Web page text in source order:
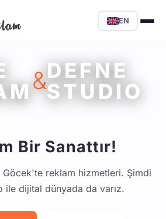
EN
&DEFNE
STUDIO
Bir Sanattır!
reklam hizmetleri. Şimdi
ile dijital dünyada da varız.